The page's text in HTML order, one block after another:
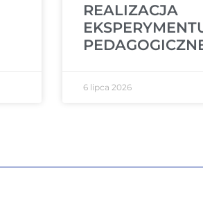
REALIZACJA
6 lipca 2026